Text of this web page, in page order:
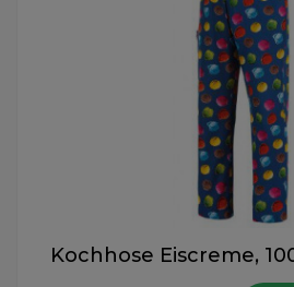
Kochhose Eiscreme,